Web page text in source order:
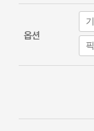
옵션